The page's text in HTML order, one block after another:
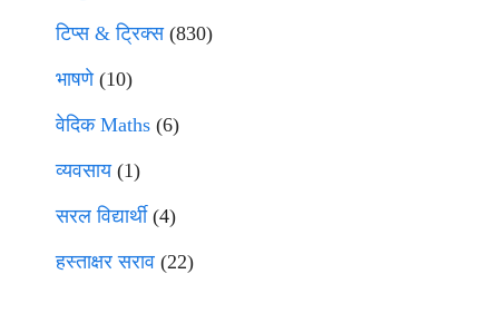
टिप्स & ट्रिक्स(830)
भाषणे(10)
वेदिक Maths (6)
व्यवसाय(1)
सरल विद्यार्थी(4)
हस्ताक्षर सराव (22)